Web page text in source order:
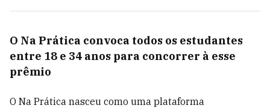
O Na Prática convoca todos os estudantes
entre 18 e 34 anos para concorrer à esse
prêmio
O Na Prática nasceu como uma plataforma